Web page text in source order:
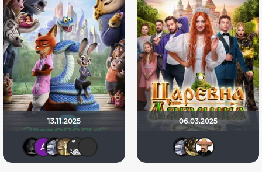
13.11.2025
xrockxАнатолий ШGautama Buddha
PsychoPanda o_O
06.03.2025